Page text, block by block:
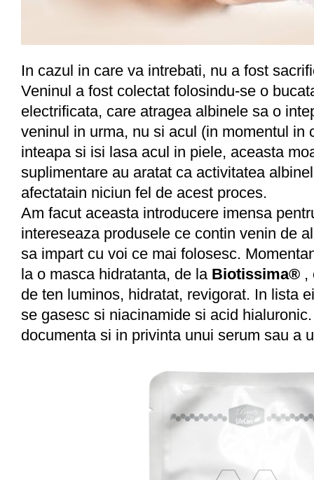
In cazul in care va intrebati, nu a fost
Veninul a fost colectat folosindu-se o
electrificata, care atragea albinele sa o
veninul in urma, nu si acul (in momentul in
inteapa si isi lasa acul in piele, aceasta
suplimentare au aratat ca activitatea
afectatain niciun fel de acest proces.
Am facut aceasta introducere imensa
intereseaza produsele ce contin venin de
sa impart cu voi ce mai folosesc.
la o masca hidratanta, de la Biotissima® ,
de ten luminos, hidratat, revigorat. In lista
se gasesc si niacinamide si acid
documenta si in privinta unui serum sau a